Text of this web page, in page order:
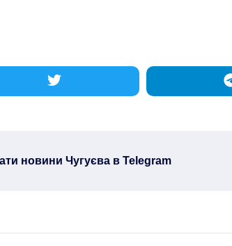
новини Чугуєва в Telegram